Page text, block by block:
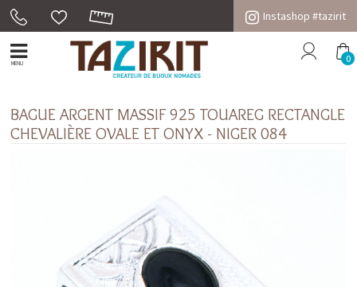
Instashop #tazirit
MENU 0
BAGUE ARGENT MASSIF 925 TOUAREG RECTANGLE
CHEVALIÈRE OVALE ET ONYX - NIGER 084